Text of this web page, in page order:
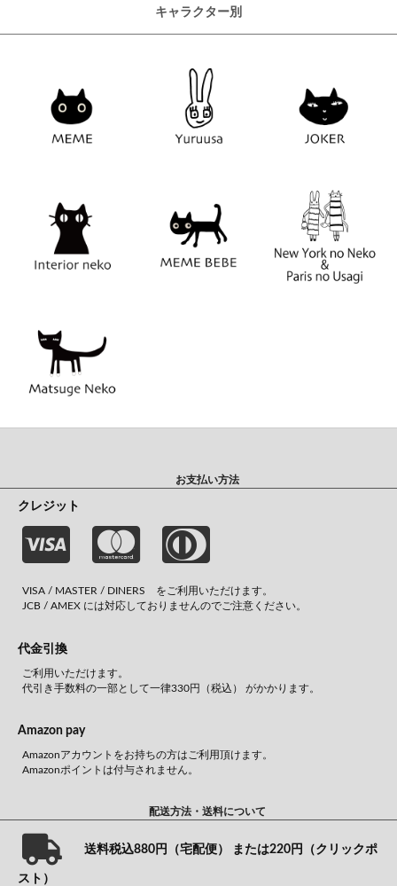
キャラクター別
お支払い方法
クレジット
VISA / MASTER / DINERS をご利用いただけます。
JCB / AMEX には対応しておりませんのでご注意ください。
代金引換
ご利用いただけます。
代引き手数料の一部として一律330円（税込） がかかります。
Amazon pay
Amazonアカウントをお持ちの方はご利用頂けます。
Amazonポイントは付与されません。
配送方法・送料について
送料税込880円（宅配便） または220円（クリックポ
スト）